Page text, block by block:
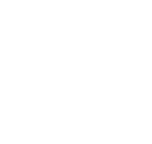
ngăn ngừa lão hóa da.